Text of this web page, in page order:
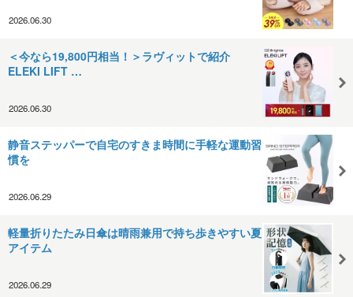
2026.06.30
＜今なら19,800円相当！＞ラヴィットで紹介
ELEKI LIFT …
2026.06.30
静音ステッパーで自宅のすきま時間に手軽な運動習
慣を
2026.06.29
軽量折りたたみ日傘は晴雨兼用で持ち歩きやすい夏
アイテム
2026.06.29